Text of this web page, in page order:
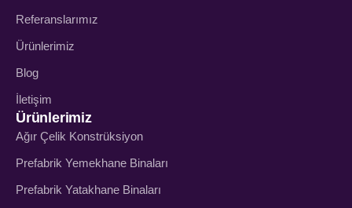
Referanslarımız
Ürünlerimiz
Blog
İletişim
Ürünlerimiz
Ağır Çelik Konstrüksiyon
Prefabrik Yemekhane Binaları
Prefabrik Yatakhane Binaları